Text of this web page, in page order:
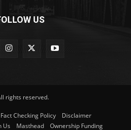
US
rights reserved.
Fact Checking Policy
Disclaimer
Us Masthead Ownership Funding